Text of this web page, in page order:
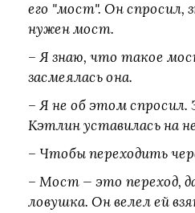
его "мост". Он спросил,
нужен мост.
– Я знаю, что такое
засмеялась она.
– Я не об этом
Кэтлин уставилась на
– Чтобы переходить
– Мост — это переход,
ловушка. Он велел ей